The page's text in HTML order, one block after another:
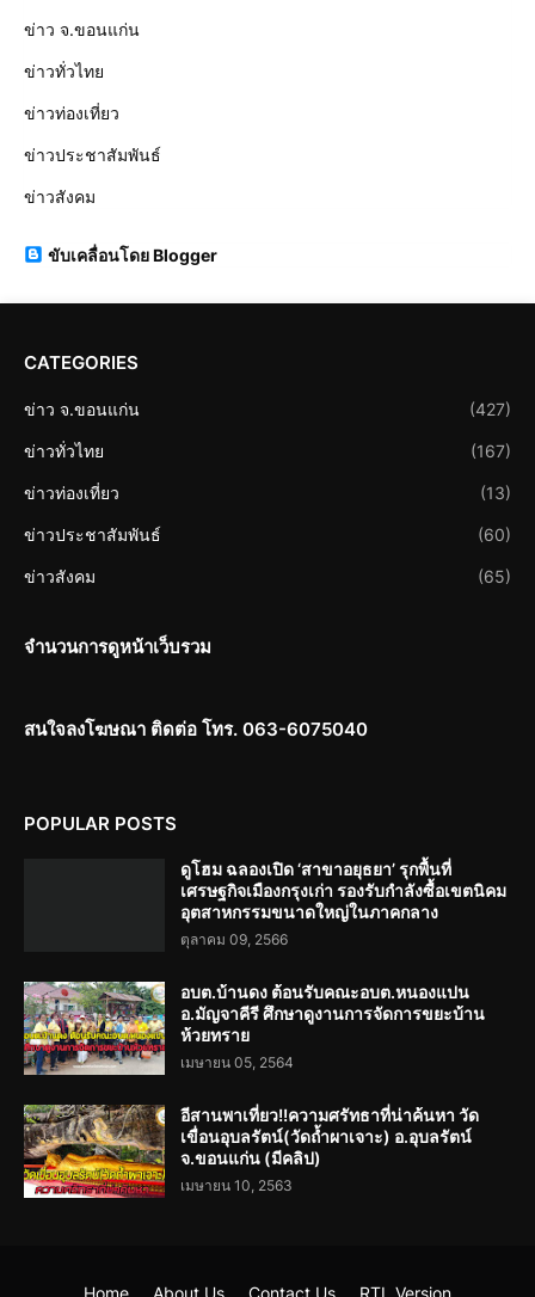
ข่าว จ.ขอนแก่น
ข่าวทั่วไทย
ข่าวท่องเที่ยว
ข่าวประชาสัมพันธ์
ข่าวสังคม
ขับเคลื่อนโดย Blogger
CATEGORIES
ข่าว จ.ขอนแก่น (427)
ข่าวทั่วไทย (167)
ข่าวท่องเที่ยว (13)
ข่าวประชาสัมพันธ์ (60)
ข่าวสังคม (65)
จำนวนการดูหน้าเว็บรวม
สนใจลงโฆษณา ติดต่อ โทร. 063-6075040
POPULAR POSTS
ดูโฮม ฉลองเปิด ‘สาขาอยุธยา’ รุกพื้นที่
เศรษฐกิจเมืองกรุงเก่า รองรับกำลังซื้อเขตนิคม
อุตสาหกรรมขนาดใหญ่ในภาคกลาง
ตุลาคม 09, 2566
อบต.บ้านดง ต้อนรับคณะอบต.หนองแปน
อ.มัญจาคีรี ศึกษาดูงานการจัดการขยะบ้าน
ห้วยทราย
เมษายน 05, 2564
อีสานพาเที่ยว!!ความศรัทธาที่น่าค้นหา วัด
เขื่อนอุบลรัตน์(วัดถ้ำผาเจาะ) อ.อุบลรัตน์
จ.ขอนแก่น (มีคลิป)
เมษายน 10, 2563
Home About Us Contact Us RTL Version